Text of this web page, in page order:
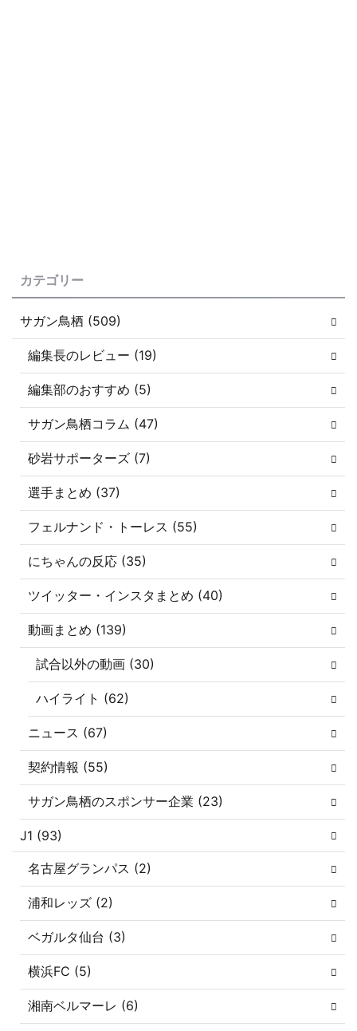
カテゴリー
サガン鳥栖 (509)
編集長のレビュー (19)
編集部のおすすめ (5)
サガン鳥栖コラム (47)
砂岩サポーターズ (7)
選手まとめ (37)
フェルナンド・トーレス (55)
にちゃんの反応 (35)
ツイッター・インスタまとめ (40)
動画まとめ (139)
試合以外の動画 (30)
ハイライト (62)
ニュース (67)
契約情報 (55)
サガン鳥栖のスポンサー企業 (23)
J1 (93)
名古屋グランパス (2)
浦和レッズ (2)
ベガルタ仙台 (3)
横浜FC (5)
湘南ベルマーレ (6)